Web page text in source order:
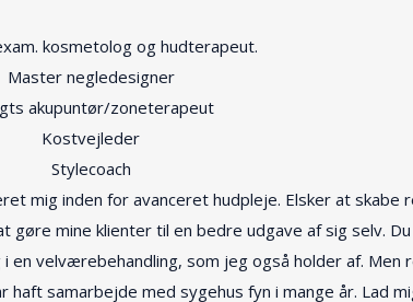
kosmetolog og hudterapeut.
Master negledesigner
akupuntør/zoneterapeut
Kostvejleder
Stylecoach
mig inden for avanceret hudpleje. Elsker at
mine klienter til en bedre udgave af sig selv.
velværebehandling, som jeg også holder af.
samarbejde med sygehus fyn i mange år. Lad